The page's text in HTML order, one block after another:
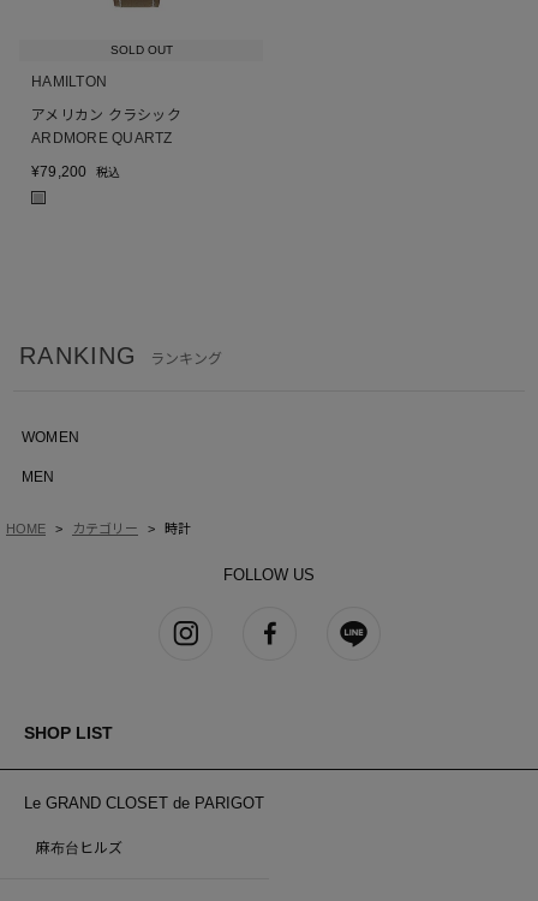
SOLD OUT
HAMILTON
アメリカン クラシック
ARDMORE QUARTZ
¥79,200 税込
RANKING ランキング
WOMEN
MEN
HOME カテゴリー 時計
FOLLOW US
SHOP LIST
Le GRAND CLOSET de PARIGOT
麻布台ヒルズ